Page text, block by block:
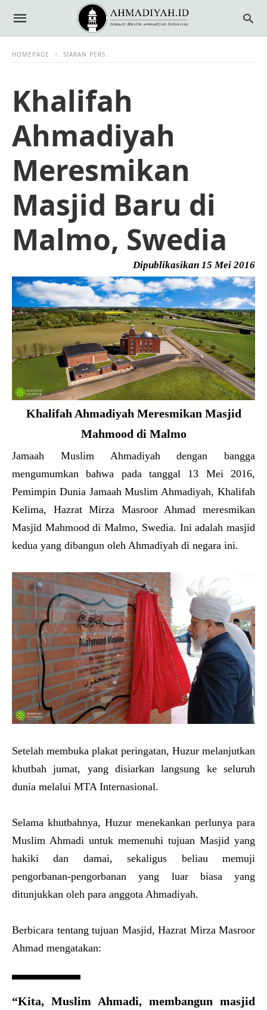
HOMEPAGE SIARAN PERS
Khalifah
Ahmadiyah
Meresmikan
Masjid Baru di
Malmo, Swedia
Dipublikasikan 15 Mei 2016
Khalifah Ahmadiyah Meresmikan Masjid
Mahmood di Malmo
Jamaah Muslim Ahmadiyah dengan bangga
mengumumkan bahwa pada tanggal 13 Mei 2016,
Pemimpin Dunia Jamaah Muslim Ahmadiyah, Khalifah
Kelima, Hazrat Mirza Masroor Ahmad meresmikan
Masjid Mahmood di Malmo, Swedia. Ini adalah masjid
kedua yang dibangun oleh Ahmadiyah di negara ini.
Setelah membuka plakat peringatan, Huzur melanjutkan
khutbah jumat, yang disiarkan langsung ke seluruh
dunia melalui MTA Internasional.
Selama khutbahnya, Huzur menekankan perlunya para
Muslim Ahmadi untuk memenuhi tujuan Masjid yang
hakiki dan damai, sekaligus beliau memuji
pengorbanan-pengorbanan yang luar biasa yang
ditunjukkan oleh para anggota Ahmadiyah.
Berbicara tentang tujuan Masjid, Hazrat Mirza Masroor
Ahmad mengatakan:
“Kita, Muslim Ahmadi, membangun masjid